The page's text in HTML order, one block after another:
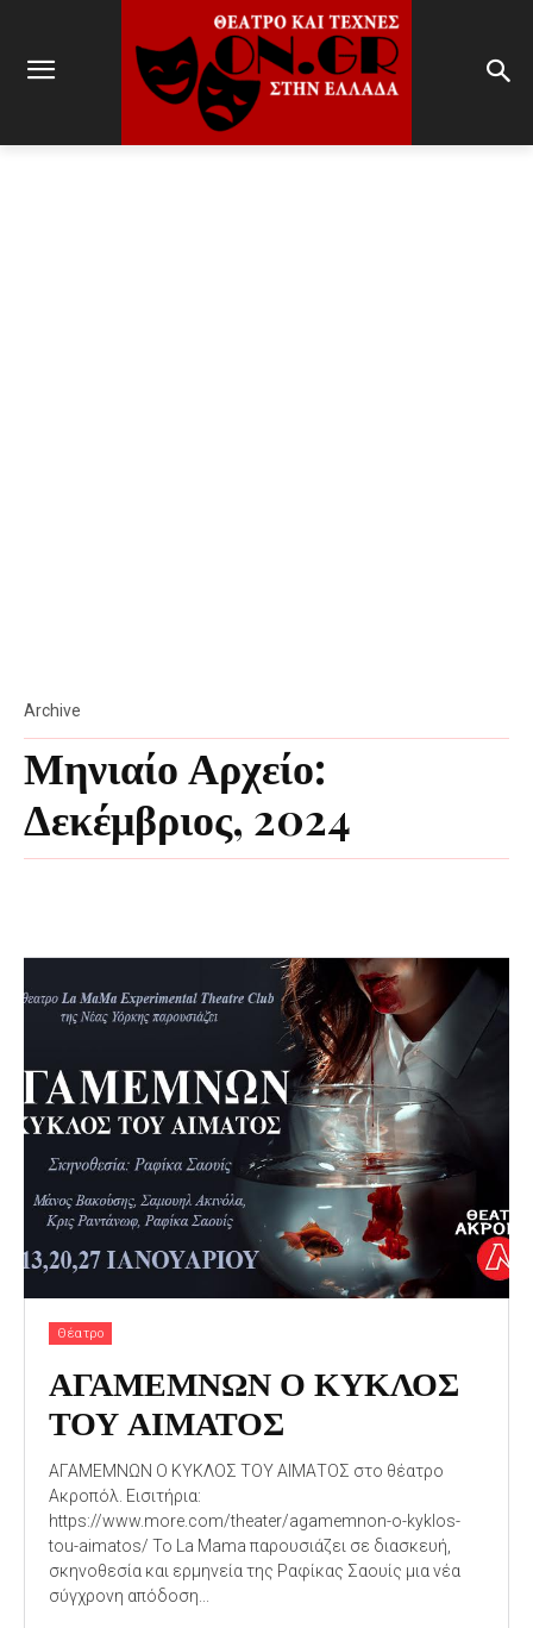
Μηνιαίο Αρχείο:
Δεκέμβριος, 2024
Archive
Θέατρο
ΑΓΑΜΕΜΝΩΝ Ο ΚΥΚΛΟΣ
ΤΟΥ ΑΙΜΑΤΟΣ
ΑΓΑΜΕΜΝΩΝ Ο ΚΥΚΛΟΣ ΤΟΥ ΑΙΜΑΤΟΣ στο θέατρο
Ακροπόλ. Εισιτήρια:
https://www.more.com/theater/agamemnon-o-kyklos-
tou-aimatos/ Το La Mama παρουσιάζει σε διασκευή,
σκηνοθεσία και ερμηνεία της Ραφίκας Σαουίς μια νέα
σύγχρονη απόδοση...